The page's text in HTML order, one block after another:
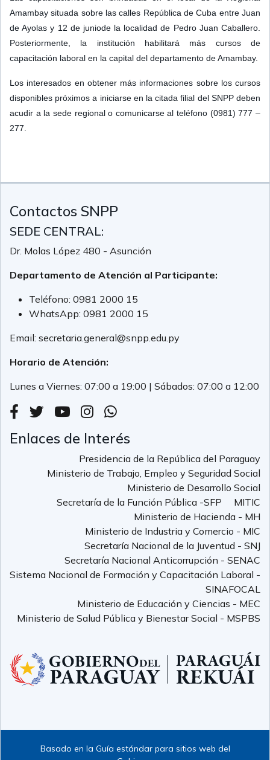
Amambay situada sobre las calles República de Cuba entre Juan
de Ayolas y 12 de juniode la localidad de Pedro Juan Caballero.
Posteriormente, la institución habilitará más cursos de
capacitación laboral en la capital del departamento de Amambay.
Los interesados en obtener más informaciones sobre los cursos
disponibles próximos a iniciarse en la citada filial del SNPP deben
acudir a la sede regional o comunicarse al teléfono (0981) 777 –
277.
Contactos SNPP
SEDE CENTRAL:
Dr. Molas López 480 - Asunción
Departamento de Atención al Participante:
Teléfono: 0981 2000 15
WhatsApp: 0981 2000 15
Email: secretaria.general@snpp.edu.py
Horario de Atención:
Lunes a Viernes: 07:00 a 19:00 | Sábados: 07:00 a 12:00
Enlaces de Interés
Presidencia de la República del Paraguay
Ministerio de Trabajo, Empleo y Seguridad Social
Ministerio de Desarrollo Social
Secretaría de la Función Pública -SFP
MITIC
Ministerio de Hacienda - MH
Ministerio de Industria y Comercio - MIC
Secretaría Nacional de la Juventud - SNJ
Secretaría Nacional Anticorrupción - SENAC
Sistema Nacional de Formación y Capacitación Laboral -
SINAFOCAL
Ministerio de Educación y Ciencias - MEC
Ministerio de Salud Pública y Bienestar Social - MSPBS
Basado en la Guía estándar para sitios web del